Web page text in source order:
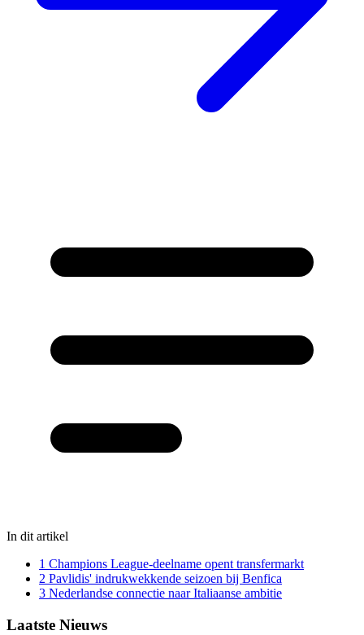
In dit artikel
1 Champions League-deelname opent transfermarkt
2 Pavlidis' indrukwekkende seizoen bij Benfica
3 Nederlandse connectie naar Italiaanse ambitie
Laatste Nieuws